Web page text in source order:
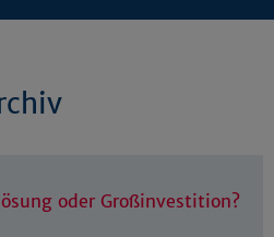
oder Großinvestition?